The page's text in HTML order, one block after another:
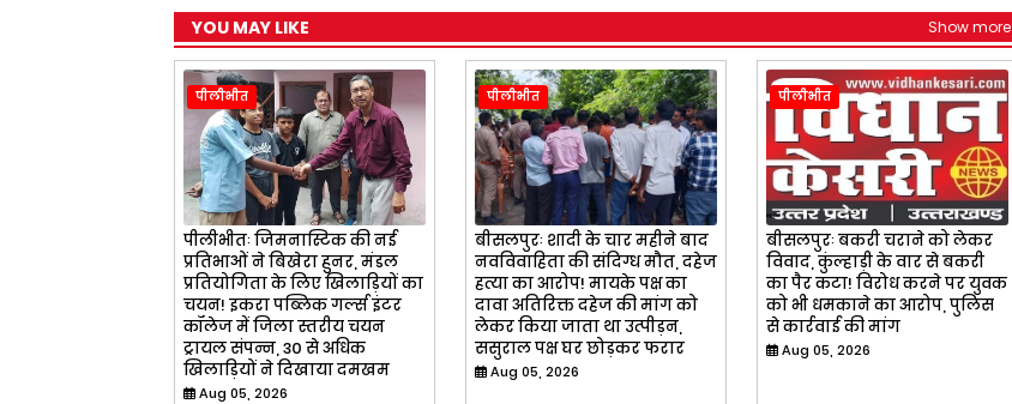
YOU MAY LIKE Show more
पीलीभीत
पीलीभीतः जिमनास्टिक की नई
प्रतिभाओं ने बिखेरा हुनर, मंडल
प्रतियोगिता के लिए खिलाड़ियों का
चयन! इकरा पब्लिक गर्ल्स इंटर
कॉलेज में जिला स्तरीय चयन
ट्रायल संपन्न, 30 से अधिक
खिलाड़ियों ने दिखाया दमखम
Aug 05, 2026
पीलीभीत
बीसलपुरः शादी के चार महीने बाद
नवविवाहिता की संदिग्ध मौत, दहेज
हत्या का आरोप! मायके पक्ष का
दावा अतिरिक्त दहेज की मांग को
लेकर किया जाता था उत्पीड़न,
ससुराल पक्ष घर छोड़कर फरार
Aug 05, 2026
पीलीभीत
बीसलपुरः बकरी चराने को लेकर
विवाद, कुंल्हाड़ी के वार से बकरी
का पैर कटा! विरोध करने पर युवक
को भी धमकाने का आरोप, पुलिस
से कार्रवाई की मांग
Aug 05, 2026